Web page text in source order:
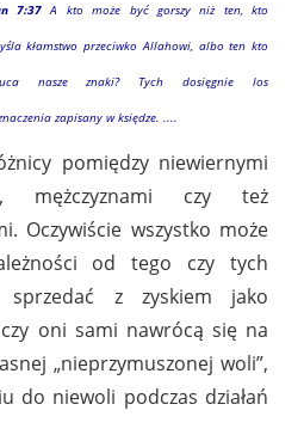
7:37 A kto może być gorszy niż ten, kto
kłamstwo przeciwko Allahowi, albo ten kto
nasze znaki? Tych dosięgnie los
zapisany w księdze. ....
pomiędzy niewiernymi
mężczyznami czy też
Oczywiście wszystko może
od tego czy tych
sprzedać z zyskiem jako
oni sami nawrócą się na
„nieprzymuszonej woli”,
do niewoli podczas działań